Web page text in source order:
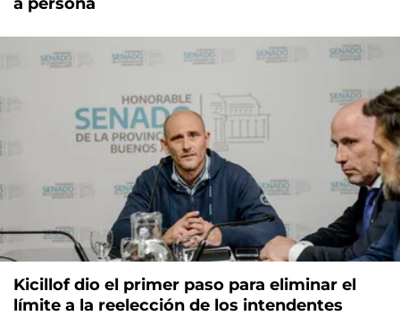
Kicillof dio el primer paso para eliminar el
límite a la reelección de los intendentes